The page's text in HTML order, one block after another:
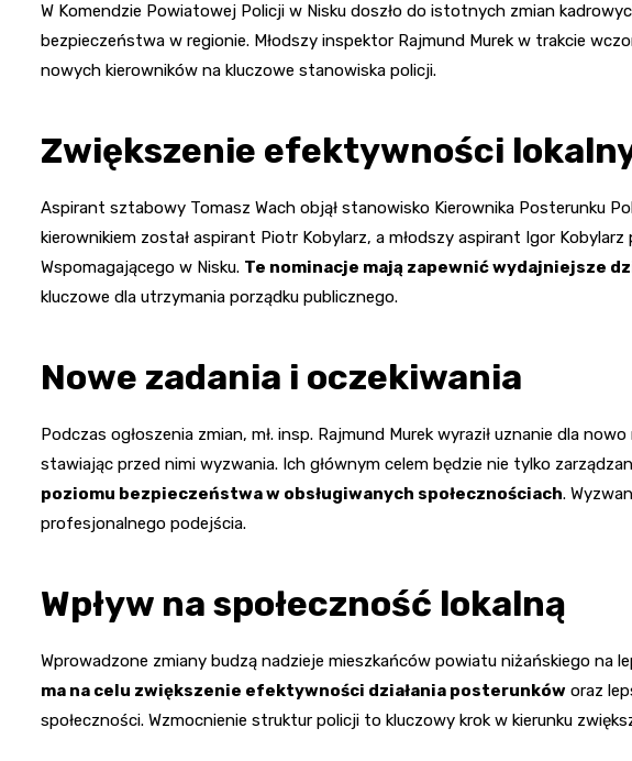
W Komendzie Powiatowej Policji w Nisku doszło do istotnych zmian
bezpieczeństwa w regionie. Młodszy inspektor Rajmund Murek w trakcie
nowych kierowników na kluczowe stanowiska policji.
Zwiększenie efektywności
Aspirant sztabowy Tomasz Wach objął stanowisko Kierownika Posterunku
kierownikiem został aspirant Piotr Kobylarz, a młodszy aspirant Igor Kobylarz
Wspomagającego w Nisku. Te nominacje mają zapewnić wydajniejsze
kluczowe dla utrzymania porządku publicznego.
Nowe zadania i oczekiwania
Podczas ogłoszenia zmian, mł. insp. Rajmund Murek wyraził uznanie dla
stawiając przed nimi wyzwania. Ich głównym celem będzie nie tylko
poziomu bezpieczeństwa w obsługiwanych społecznościach.
profesjonalnego podejścia.
Wpływ na społeczność lokalną
Wprowadzone zmiany budzą nadzieje mieszkańców powiatu niżańskiego na
ma na celu zwiększenie efektywności działania posterunków oraz
społeczności. Wzmocnienie struktur policji to kluczowy krok w kierunku